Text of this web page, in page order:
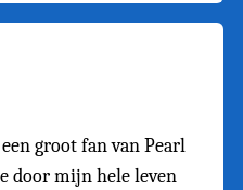
groot fan van Pearl
door mijn hele leven